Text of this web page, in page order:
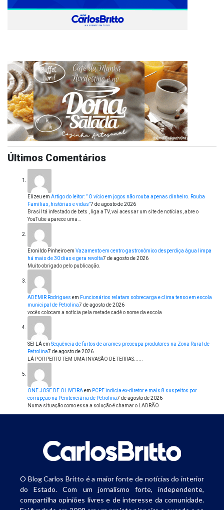
Últimos Comentários
Elizeu em Artigo do leitor: ” O vício em jogos não rouba apenas dinheiro. Rouba
Famílias, histórias e vidas”7 de agosto de 2026
Brasil tá infestado de bets , liga a TV, vai acessar um site de notícias, abre o
YouTube aparece uma…
Eronildo Pinheiroem Vazamento em centro gastronômico desperdiça água limpa
há mais de 30 dias e gera revolta7 de agosto de 2026
Muito obrigado pelo publicação.
ADEMIR Rodrigues em Funcionários relatam sobrecarga e clima tenso em escola
municipal de Petrolina7 de agosto de 2026
vocês colocam a notícia pela metade cadê o nome da escola
SEI LÁem Sequência de furtos de arames preocupa produtores na Zona Rural de
Petrolina7 de agosto de 2026
LÁ POR PERTO TEM UMA INVASÃO DE TERRAS......
ONE JOSE DE OLIVEIRAem PCPE indicia ex-diretor e mais 8 suspeitos por
corrupção na Penitenciária de Petrolina7 de agosto de 2026
Numa situação como essa a solução é chamar o LADRÃO
O Blog Carlos Britto é a maior fonte de notícias do interior
do Estado. Com um jornalismo forte, independente,
compartilha opiniões livres e de interesse da comunidade.